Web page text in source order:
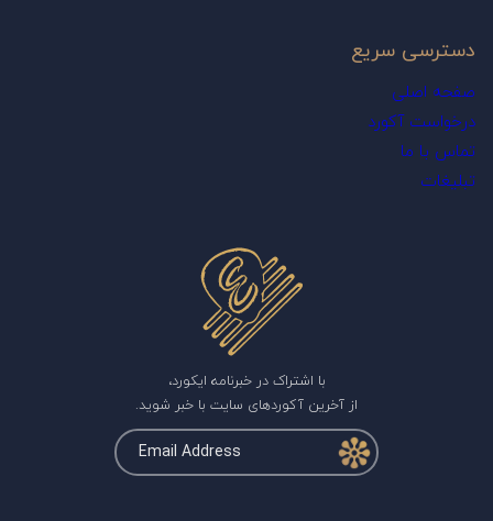
دسترسی سریع
صفحه اصلی
درخواست آکورد
تماس با ما
تبلیغات
با اشتراک در خبرنامه ایکورد،
از آخرین آکوردهای سایت با خبر شوید.